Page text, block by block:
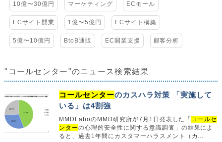
10億〜30億円 マーケティング ECモール
ECサイト開業 1億〜5億円 ECサイト構築
5億〜10億円 BtoB通販 EC開業支援 顧客分析
"コールセンター"のニュース検索結果
コールセンターのカスハラ対策 「実施して
いる」は4割強
MMDLaboのMMD研究所が7月1日発表した「 コールセ
ンターの心理的安全性に関する意識調査」の結果によ
ると、過去1年間にカスタマーハラスメント（カ...